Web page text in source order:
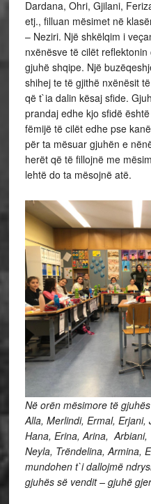
Dardana, Ohri, Gjilani,
etj., filluan mësimet në
– Neziri. Një shkëlqim i
nxënësve të cilët
gjuhë shqipe. Një
shihej te të gjithë nxënësit
që t`ia dalin kësaj sfide.
prandaj edhe kjo sfidë
fëmijë të cilët edhe pse
për ta mësuar gjuhën e
herët që të fillojnë me
lehtë do ta mësojnë atë.
Në orën mësimore të
Alla, Merlindi, Ermal, Erjani,
Hana, Erina, Arina,
Neyla, Trëndelina, Armina,
mundohen t`i dallojmë
gjuhës së vendit – gjuhë